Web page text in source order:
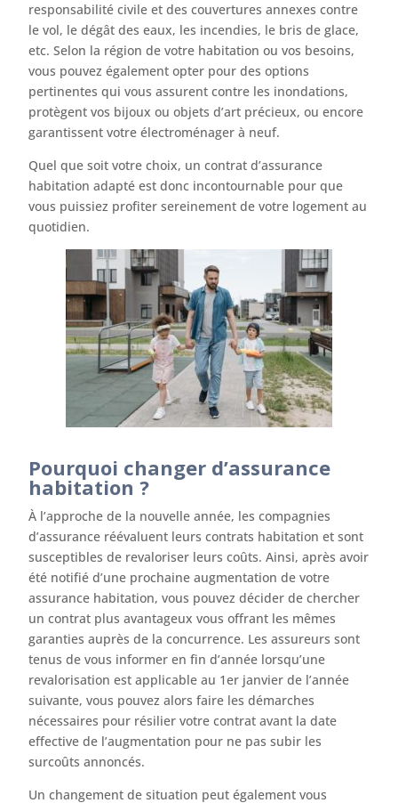
responsabilité civile et des couvertures annexes contre
le vol, le dégât des eaux, les incendies, le bris de glace,
etc. Selon la région de votre habitation ou vos besoins,
vous pouvez également opter pour des options
pertinentes qui vous assurent contre les inondations,
protègent vos bijoux ou objets d’art précieux, ou encore
garantissent votre électroménager à neuf.
Quel que soit votre choix, un contrat d’assurance
habitation adapté est donc incontournable pour que
vous puissiez profiter sereinement de votre logement au
quotidien.
Pourquoi changer d’assurance
habitation ?
À l’approche de la nouvelle année, les compagnies
d’assurance réévaluent leurs contrats habitation et sont
susceptibles de revaloriser leurs coûts. Ainsi, après avoir
été notifié d’une prochaine augmentation de votre
assurance habitation, vous pouvez décider de chercher
un contrat plus avantageux vous offrant les mêmes
garanties auprès de la concurrence. Les assureurs sont
tenus de vous informer en fin d’année lorsqu’une
revalorisation est applicable au 1er janvier de l’année
suivante, vous pouvez alors faire les démarches
nécessaires pour résilier votre contrat avant la date
effective de l’augmentation pour ne pas subir les
surcoûts annoncés.
Un changement de situation peut également vous